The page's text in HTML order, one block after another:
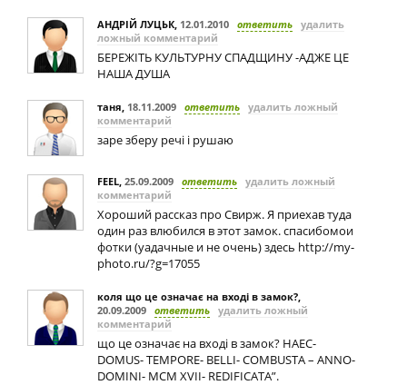
АНДРІЙ ЛУЦЬК, 12.01.2010 ответить удалить
ложный комментарий
БЕРЕЖІТЬ КУЛЬТУРНУ СПАДЩИНУ -АДЖЕ ЦЕ
НАША ДУША
таня, 18.11.2009 ответить удалить ложный
комментарий
заре зберу речі і рушаю
FEEL, 25.09.2009 ответить удалить ложный
комментарий
Хороший рассказ про Свирж. Я приехав туда
один раз влюбился в этот замок. спасибомои
фотки (уадачные и не очень) здесь http://my-
photo.ru/?g=17055
коля що це означає на вході в замок?,
20.09.2009 ответить удалить ложный
комментарий
що це означає на вході в замок? HAEC-
DOMUS- TEMPORE- BELLI- COMBUSTA – ANNO-
DOMINI- MCM XVII- REDIFICATA”.